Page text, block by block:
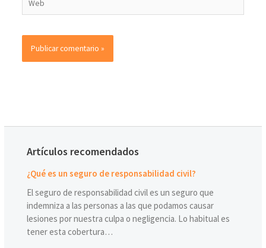
Artículos recomendados
¿Qué es un seguro de responsabilidad civil?
El seguro de responsabilidad civil es un seguro que
indemniza a las personas a las que podamos causar
lesiones por nuestra culpa o negligencia. Lo habitual es
tener esta cobertura…